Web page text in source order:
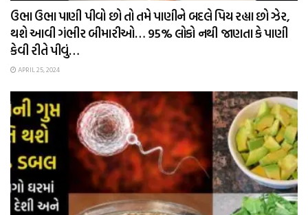
ઉભા ઉભા પાણી પીવો છો તો તમે પાણીને બદલે પિય રહ્યા છો ઝેર,
થશે આવી ગંભીર બીમારીઓ… 95% લોકો નથી જાણતા કે પાણી
કેવી રીતે પીવું…
APRIL 25, 2024